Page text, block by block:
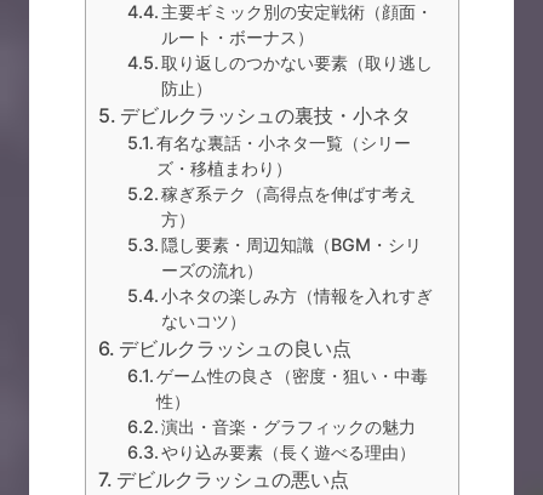
主要ギミック別の安定戦術（顔面・
ルート・ボーナス）
取り返しのつかない要素（取り逃し
防止）
デビルクラッシュの裏技・小ネタ
有名な裏話・小ネタ一覧（シリー
ズ・移植まわり）
稼ぎ系テク（高得点を伸ばす考え
方）
隠し要素・周辺知識（BGM・シリ
ーズの流れ）
小ネタの楽しみ方（情報を入れすぎ
ないコツ）
デビルクラッシュの良い点
ゲーム性の良さ（密度・狙い・中毒
性）
演出・音楽・グラフィックの魅力
やり込み要素（長く遊べる理由）
デビルクラッシュの悪い点